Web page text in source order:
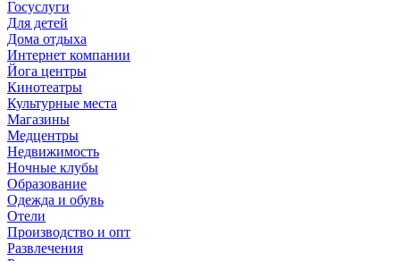
Госуслуги
Для детей
Дома отдыха
Интернет компании
Йога центры
Кинотеатры
Культурные места
Магазины
Медцентры
Недвижимость
Ночные клубы
Образование
Одежда и обувь
Отели
Производство и опт
Развлечения